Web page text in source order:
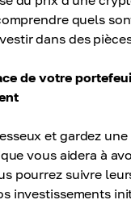
quels
dans des
de votre
et gardez
vous aidera à
pourrez suivre
investissements